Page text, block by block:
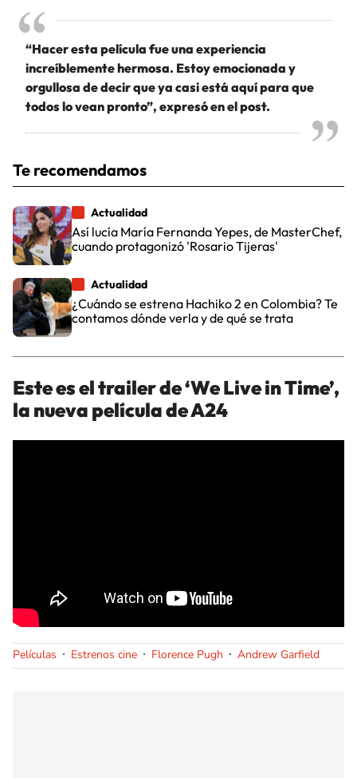
“Hacer esta película fue una experiencia
increíblemente hermosa. Estoy emocionada y
orgullosa de decir que ya casi está aquí para que
todos lo vean pronto”, expresó en el post.
Te recomendamos
Actualidad
Así lucía María Fernanda Yepes, de MasterChef,
cuando protagonizó 'Rosario Tijeras'
Actualidad
¿Cuándo se estrena Hachiko 2 en Colombia? Te
contamos dónde verla y de qué se trata
Este es el trailer de ‘We Live in Time’,
la nueva película de A24
Películas Estrenos cine Florence Pugh Andrew Garfield